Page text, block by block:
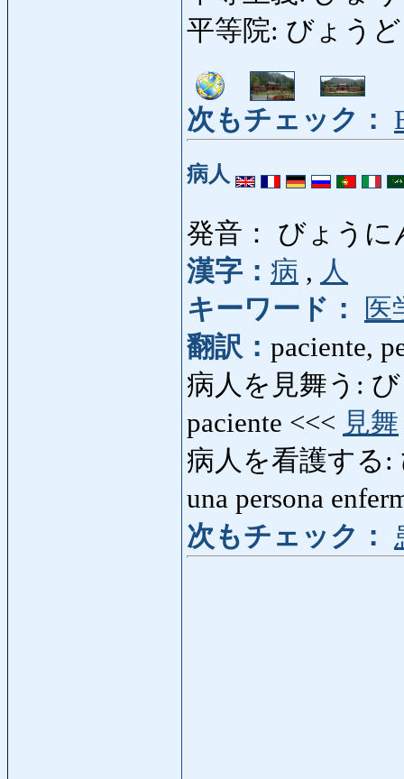
平等院: びょう
次もチェック：
病人
発音： びょうに
漢字： 病 , 人
キーワード：
医
翻訳： paciente,
病人を見舞う:
paciente <<< 見舞
病人を看護する:
una persona
次もチェック：